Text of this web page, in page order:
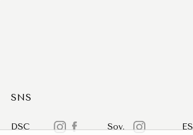
SNS
DSC Sov.